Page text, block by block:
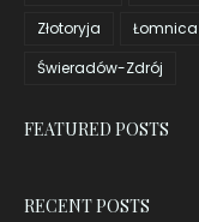
Złotoryja
Łomnica
Świeradów-Zdrój
FEATURED POSTS
RECENT POSTS